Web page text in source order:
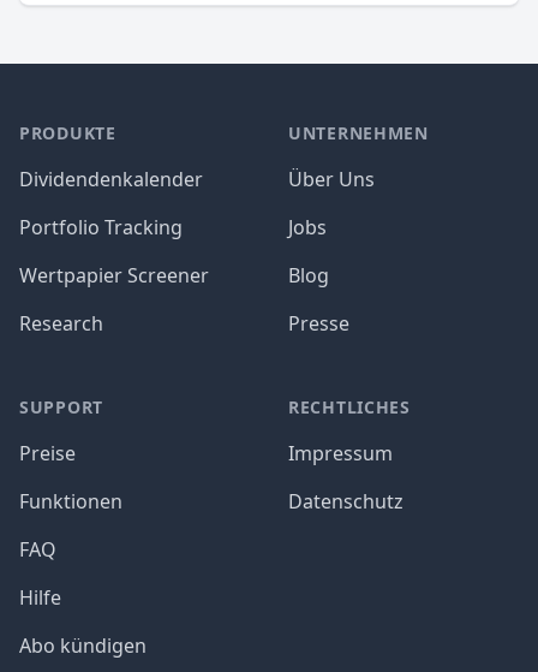
PRODUKTE
Dividendenkalender
Portfolio Tracking
Wertpapier Screener
Research
SUPPORT
Preise
Funktionen
FAQ
Hilfe
Abo kündigen
UNTERNEHMEN
Über Uns
Jobs
Blog
Presse
RECHTLICHES
Impressum
Datenschutz